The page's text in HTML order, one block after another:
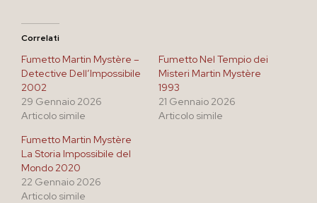
Correlati
Fumetto Martin Mystère –
Detective Dell’Impossibile
2002
29 Gennaio 2026
Articolo simile
Fumetto Nel Tempio dei
Misteri Martin Mystère
1993
21 Gennaio 2026
Articolo simile
Fumetto Martin Mystère
La Storia Impossibile del
Mondo 2020
22 Gennaio 2026
Articolo simile